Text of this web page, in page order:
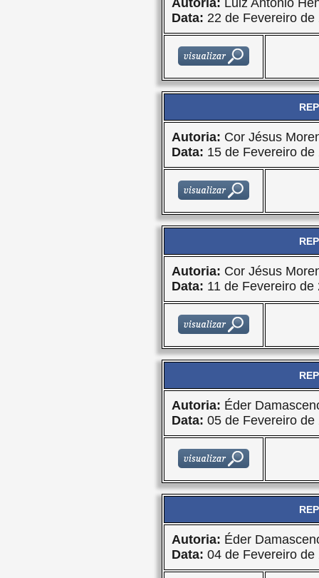
Autoria: Luiz Antonio
Data: 22 de Fevereiro de
Autoria: Cor Jésus
Data: 15 de Fevereiro de
Autoria: Cor Jésus
Data: 11 de Fevereiro de
Autoria: Éder
Data: 05 de Fevereiro de
Autoria: Éder
Data: 04 de Fevereiro de